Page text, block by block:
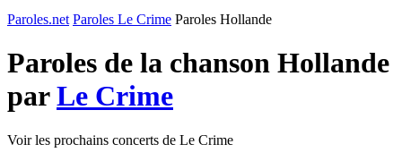
Paroles.net Paroles Le Crime Paroles Hollande
Paroles de la chanson Hollande
parLe Crime
Voir les prochains concerts de Le Crime